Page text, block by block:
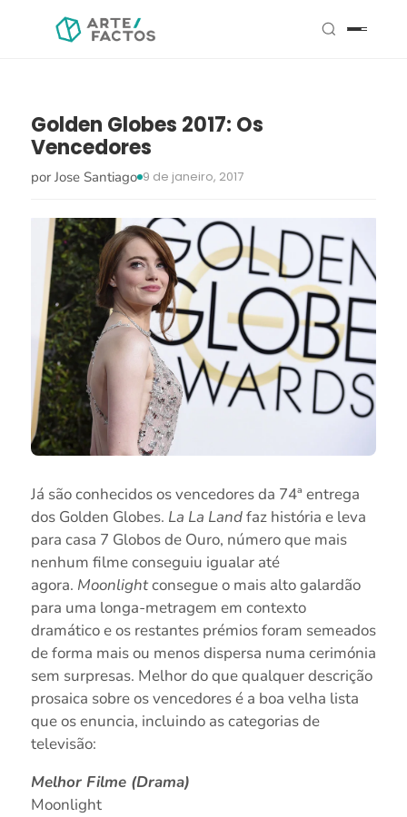
Golden Globes 2017: Os
Vencedores
por Jose Santiago 9 de janeiro, 2017
Já são conhecidos os vencedores da 74ª entrega
dos Golden Globes. La La Landfaz história e leva
para casa 7 Globos de Ouro, número que mais
nenhum filme conseguiu igualar até
agora. Moonlightconsegue o mais alto galardão
para uma longa-metragem em contexto
dramático e os restantes prémios foram semeados
de forma mais ou menos dispersa numa cerimónia
sem surpresas. Melhor do que qualquer descrição
prosaica sobre os vencedores é a boa velha lista
que os enuncia, incluindo as categorias de
televisão:
Melhor Filme (Drama)
Moonlight